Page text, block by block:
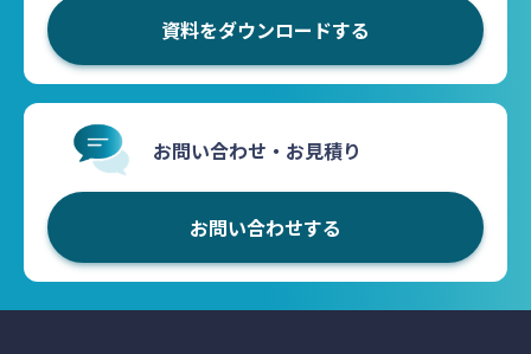
資料をダウンロードする
お問い合わせ・お見積り
お問い合わせする